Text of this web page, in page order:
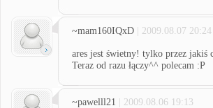
~mam160IQxD | 2009.08.07 20:24
ares jest świetny! tylko przez jakiś
Teraz od razu łączy^^ polecam :P
~pawelll21 | 2009.08.06 19:13